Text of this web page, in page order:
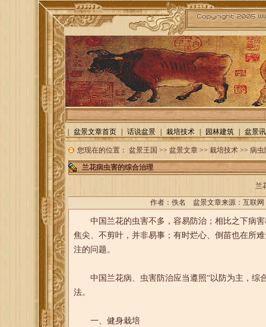
盆景文章首页 话说盆景 栽培技术 园林建筑 盆景
您现在的位置： 盆景王国 >> 盆景文章 >> 栽培技术 >> 病虫
兰花病虫害的综合治理
兰
作者：佚名 盆景文章来源： 互联网
中国兰花的虫害不多，容易防治；相比之下病害
焦尖、不剪叶，并非易事；有时烂心、倒苗也在所
注的问题。
中国兰花病、虫害防治应当遵照“以防为主，综
法。
一、健身栽培